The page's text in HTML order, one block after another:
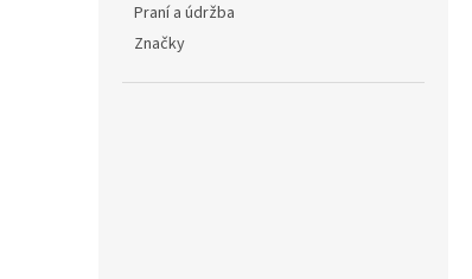
Praní a údržba
Značky